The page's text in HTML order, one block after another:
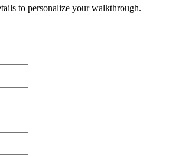
to personalize your walkthrough.